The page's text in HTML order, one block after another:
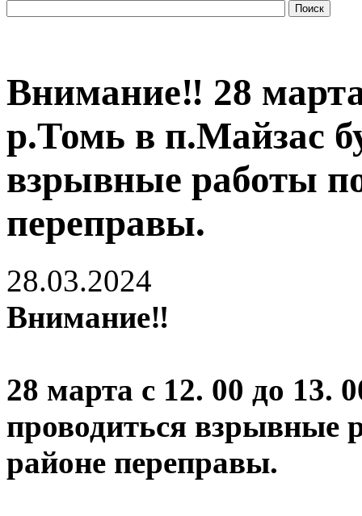
Поиск
Внимание‼️ 28
р.Томь в п.Майзас
взрывные работы
переправы.
28.03.2024
Внимание‼️
28 марта с 12. 00 до 13.
проводиться взрывные
районе переправы.